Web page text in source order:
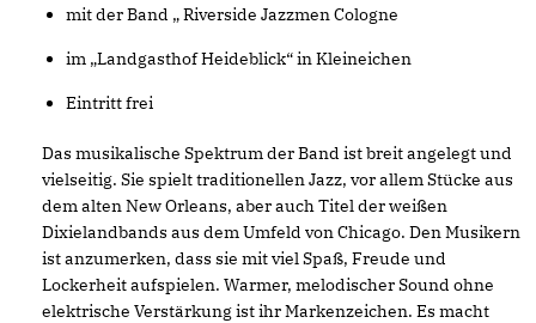
mit der Band „ Riverside Jazzmen Cologne
im „Landgasthof Heideblick“ in Kleineichen
Eintritt frei
Das musikalische Spektrum der Band ist breit angelegt und
vielseitig. Sie spielt traditionellen Jazz, vor allem Stücke aus
dem alten New Orleans, aber auch Titel der weißen
Dixielandbands aus dem Umfeld von Chicago. Den Musikern
ist anzumerken, dass sie mit viel Spaß, Freude und
Lockerheit aufspielen. Warmer, melodischer Sound ohne
elektrische Verstärkung ist ihr Markenzeichen. Es macht